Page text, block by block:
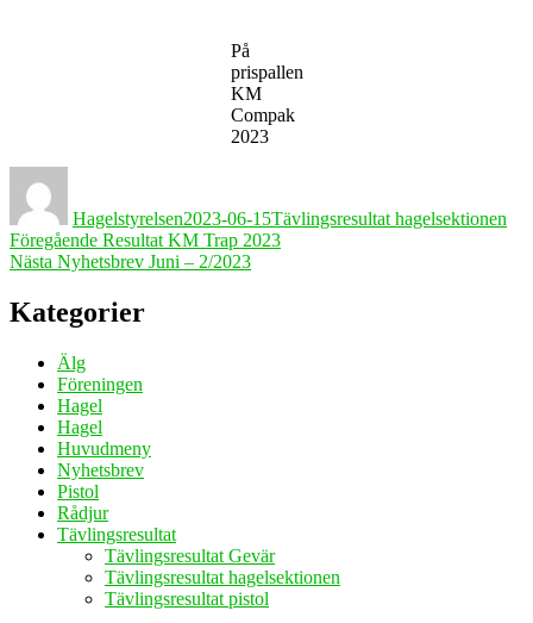
På
prispallen
KM
Compak
2023
Hagelstyrelsen2023-06-15Tävlingsresultat hagelsektionen
Inläggsnavigering
Föregående Föregående
inlägg:
Resultat KM Trap 2023
Nästa Nästa
Nyhetsbrev Juni – 2/2023
Kategorier
Älg
Föreningen
Hagel
Hagel
Huvudmeny
Nyhetsbrev
Pistol
Rådjur
Tävlingsresultat
Tävlingsresultat Gevär
Tävlingsresultat hagelsektionen
Tävlingsresultat pistol